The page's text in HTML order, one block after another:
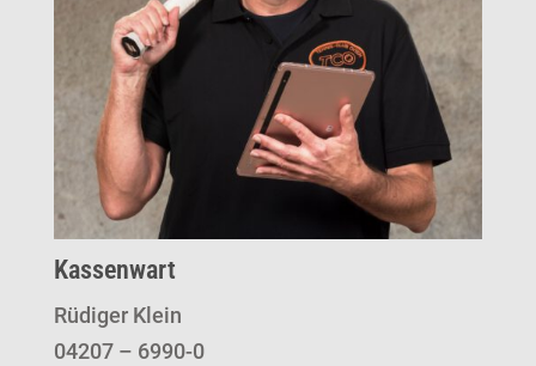
Kassenwart
Rüdiger Klein
04207 – 6990-0